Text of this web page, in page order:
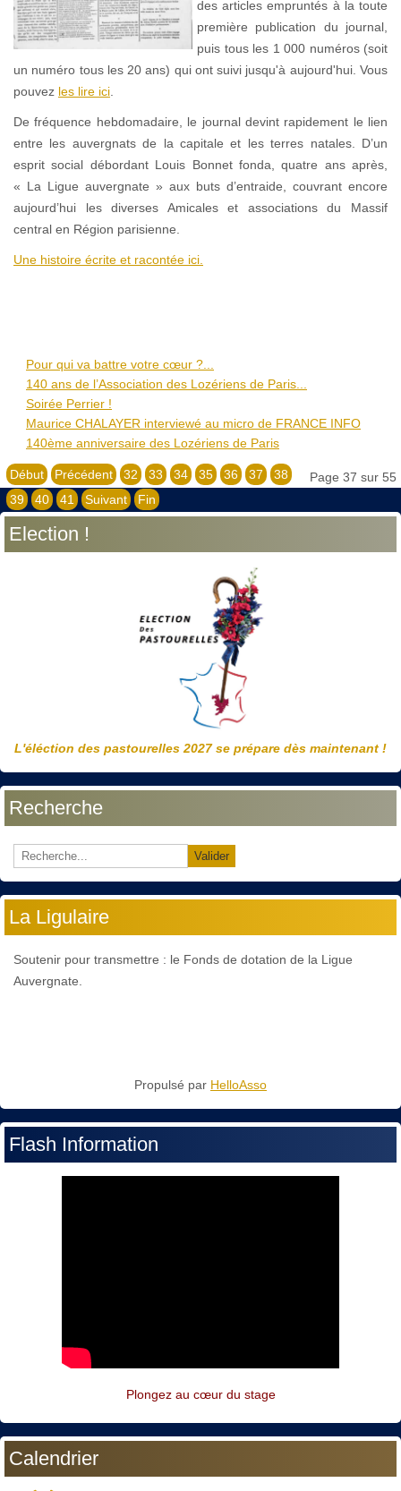
des articles empruntés à la toute
première publication du journal,
puis tous les 1 000 numéros (soit
un numéro tous les 20 ans) qui ont suivi jusqu'à aujourd'hui. Vous
pouvez les lire ici
De fréquence hebdomadaire, le journal devint rapidement le lien
entre les auvergnats de la capitale et les terres natales. D’un
esprit social débordant Louis Bonnet fonda, quatre ans après,
« La Ligue auvergnate » aux buts d’entraide, couvrant encore
aujourd’hui les diverses Amicales et associations du Massif
central en Région parisienne.
Une histoire écrite et racontée ici.
Pour qui va battre votre cœur ?...
140 ans de l’Association des Lozériens de Paris...
Soirée Perrier !
Maurice CHALAYER interviewé au micro de FRANCE ​INFO
140ème anniversaire des Lozériens de Paris
Page 37 sur 55
Début Précédent 32 33 34 35 36 37
38
39
40 41 Suivant Fin
Election !
L'éléction des pastourelles 2027 se prépare dès maintenant !
Recherche
Valider
La Ligulaire
Soutenir pour transmettre : le Fonds de dotation de la Ligue
Auvergnate.
Propulsé par HelloAsso
Flash Information
Plongez au cœur du stage
Calendrier